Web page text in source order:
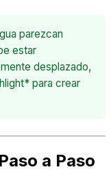
parezcan
estar
desplazado,
para crear
a Paso